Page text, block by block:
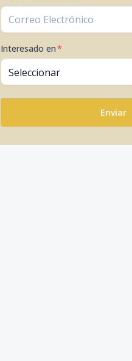
Interesado en*
Enviar